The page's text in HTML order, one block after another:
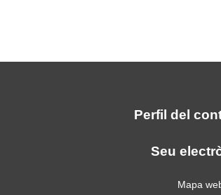
Perfil del
Seu
Mapa